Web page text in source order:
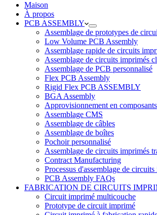
Maison
À propos
PCB ASSEMBLY
Assemblage de prototypes de
Low Volume PCB Assembly
Assemblage rapide de circuits
Assemblage de circuits imprimés
Assemblage de PCB personnalisé
Flex PCB Assembly
Rigid Flex PCB ASSEMBLY
BGA Assembly
Approvisionnement en composants
Assemblage CMS
Assemblage de câbles
Assemblage de boîtes
Pochoir personnalisé
Assemblage de circuits imprimés
Contract Manufacturing
Processus d'assemblage de
PCB Assembly FAQs
FABRICATION DE CIRCUITS
Circuit imprimé multicouche
Prototype de circuit imprimé